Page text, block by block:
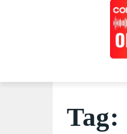
Tag: